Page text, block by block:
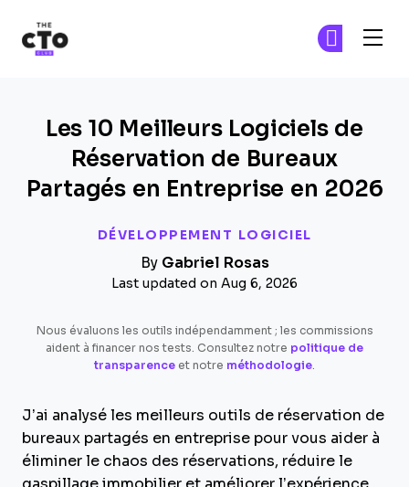
DÉVELOPPEMENT LOGICIEL
Les 10 Meilleurs Logiciels de
Réservation de Bureaux
Partagés en Entreprise en 2026
By Gabriel Rosas
Last updated on Aug 6, 2026
Nous évaluons les outils indépendamment ; les commissions
aident à financer nos tests. Consultez notre politique de
transparence et notre méthodologie.
J’ai analysé les meilleurs outils de réservation de
bureaux partagés en entreprise pour vous aider à
éliminer le chaos des réservations, réduire le
gaspillage immobilier et améliorer l’expérience